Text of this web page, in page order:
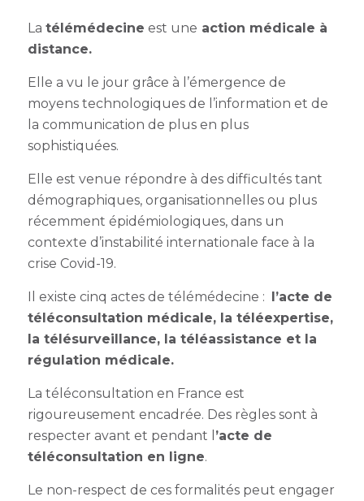
La télémédecine est une action médicale à
distance.
Elle a vu le jour grâce à l’émergence de
moyens technologiques de l’information et de
la communication de plus en plus
sophistiquées.
Elle est venue répondre à des difficultés tant
démographiques, organisationnelles ou plus
récemment épidémiologiques, dans un
contexte d’instabilité internationale face à la
crise Covid-19.
Il existe cinq actes de télémédecine : l’acte de
téléconsultation médicale, la téléexpertise,
la télésurveillance, la téléassistance et la
régulation médicale.
La téléconsultation en France est
rigoureusement encadrée. Des règles sont à
respecter avant et pendant l ’acte de
téléconsultation en ligne.
Le non-respect de ces formalités peut engager